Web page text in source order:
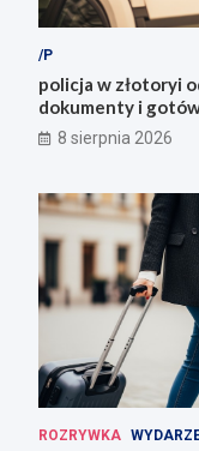
/P
policja w złotoryi
dokumenty i
8 sierpnia 2026
ROZRYWKA